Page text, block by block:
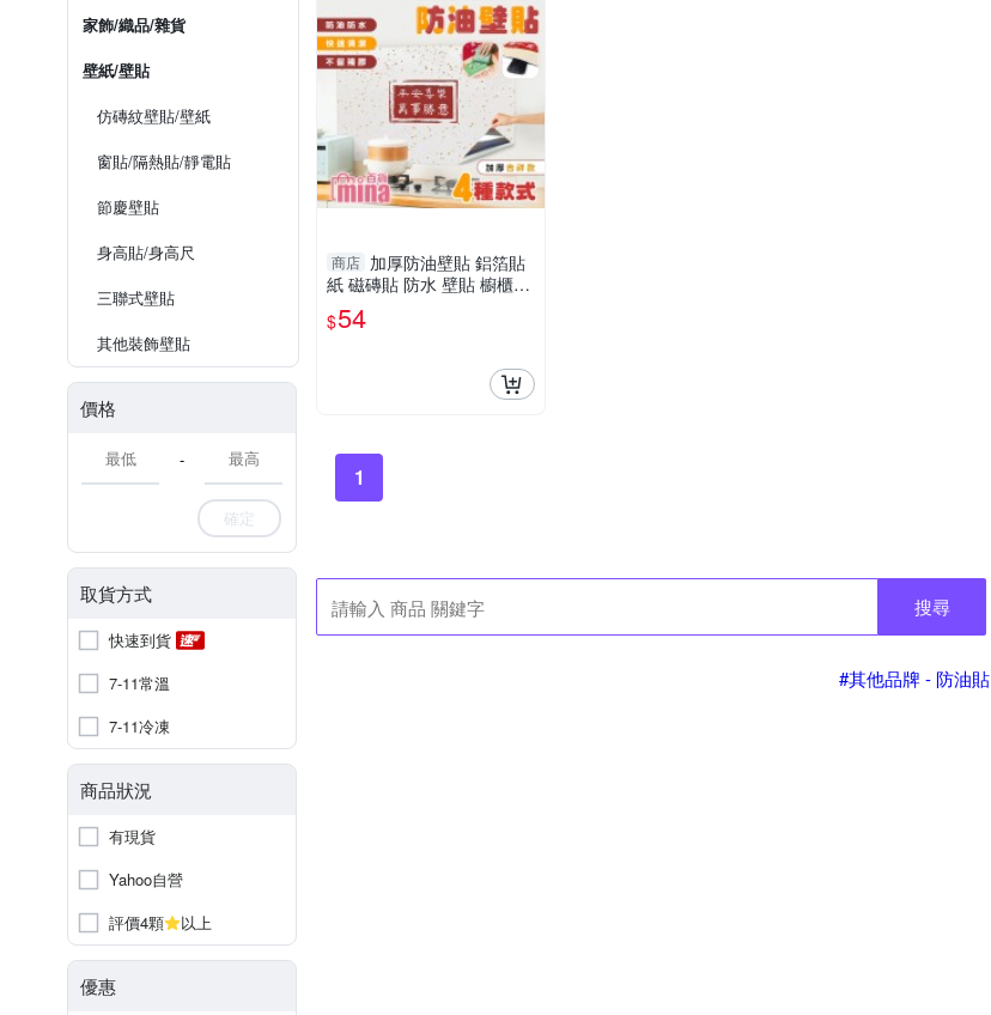
家飾/織品/雜貨
壁紙/壁貼
仿磚紋壁貼/壁紙
窗貼/隔熱貼/靜電貼
節慶壁貼
身高貼/身高尺
三聯式壁貼
其他裝飾壁貼
價格
-
確定
取貨方式
快速到貨
7-11常溫
7-11冷凍
商品狀況
有現貨
Yahoo自營
評價4顆
以上
優惠
商店 加厚防油壁貼 鋁箔貼
紙 磁磚貼 防水 壁貼 櫥櫃貼
紙 廚房壁貼 (mina百貨)【F
0631】
$54
1
搜尋
#其他品牌 - 防油貼